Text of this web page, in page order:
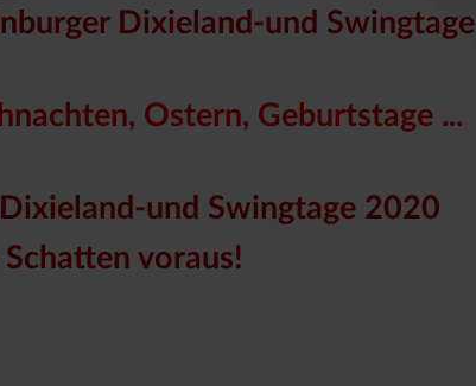
Dixieland-und Swingtage
Ostern, Geburtstage ...
und Swingtage 2020
voraus!